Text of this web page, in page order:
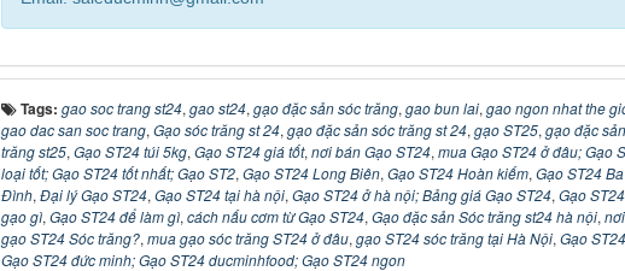
Tags: gao soc trang st24, gao st24, gạo đặc sản sóc trăng, gao bun lai, gao ngon nhat the
gao dac san soc trang, Gạo sóc trăng st 24, gạo đặc sản sóc trăng st 24, gạo ST25, gạo đặc
trăng st25, Gạo ST24 túi 5kg, Gạo ST24 giá tốt, nơi bán Gạo ST24, mua Gạo ST24 ở đâu; Gạo
loại tốt; Gạo ST24 tốt nhất; Gạo ST2, Gạo ST24 Long Biên, Gạo ST24 Hoàn kiếm, Gạo ST24 Ba
Đình, Đại lý Gạo ST24, Gạo ST24 tại hà nội, Gạo ST24 ở hà nội; Bảng giá Gạo ST24, Gạo
gạo gì, Gạo ST24 để làm gì, cách nấu cơm từ Gạo ST24, Gạo đặc sản Sóc trăng st24 hà nội,
gạo ST24 Sóc trăng?, mua gạo sóc trăng ST24 ở đâu, gạo ST24 sóc trăng tại Hà Nội, Gạo
Gạo ST24 đức minh; Gạo ST24 ducminhfood; Gạo ST24 ngon